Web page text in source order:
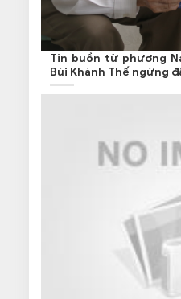
Tin buồn từ phương
Bùi Khánh Thế ngừng